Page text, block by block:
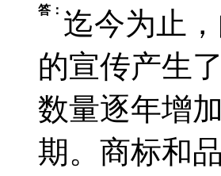
答： 迄今为止
的宣传产生
数量逐年增
期。商标和